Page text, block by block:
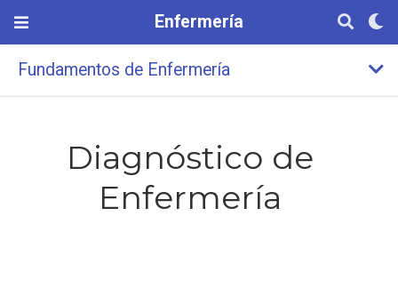
Enfermería
Fundamentos de Enfermería
Diagnóstico de
Enfermería